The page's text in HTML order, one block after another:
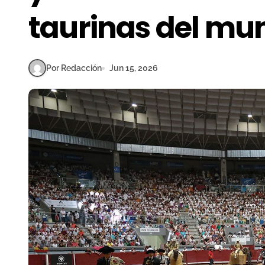
taurinas del
Por Redacción Jun 15, 2026